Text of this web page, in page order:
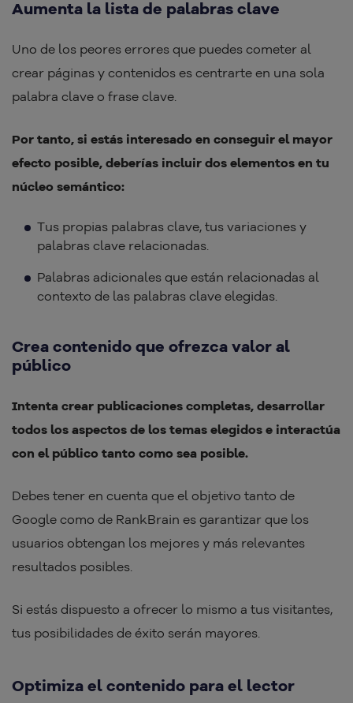
Aumenta la lista de palabras clave
Uno de los peores errores que puedes cometer al
crear páginas y contenidos es centrarte en una sola
palabra clave o frase clave.
Por tanto, si estás interesado en conseguir el mayor
efecto posible, deberías incluir dos elementos en tu
núcleo semántico:
Tus propias palabras clave, tus variaciones y
palabras clave relacionadas.
Palabras adicionales que están relacionadas al
contexto de las palabras clave elegidas.
Crea contenido que ofrezca valor al
público
Intenta crear publicaciones completas, desarrollar
todos los aspectos de los temas elegidos e interactúa
con el público tanto como sea posible.
Debes tener en cuenta que el objetivo tanto de
Google como de RankBrain es garantizar que los
usuarios obtengan los mejores y más relevantes
resultados posibles.
Si estás dispuesto a ofrecer lo mismo a tus visitantes,
tus posibilidades de éxito serán mayores.
Optimiza el contenido para el lector